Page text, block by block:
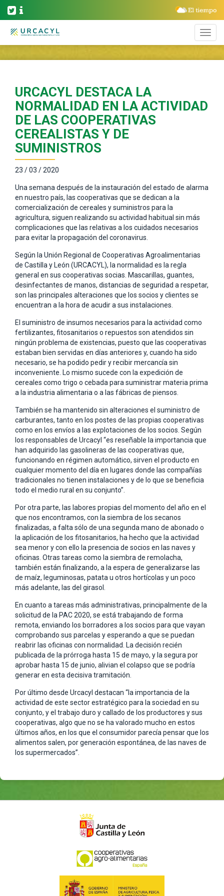
URCACYL DESTACA LA
NORMALIDAD EN LA ACTIVIDAD
DE LAS COOPERATIVAS
CEREALISTAS Y DE
SUMINISTROS
23 / 03 / 2020
Una semana después de la instauración del estado de alarma
en nuestro país, las cooperativas que se dedican a la
comercialización de cereales y suministros para la
agricultura, siguen realizando su actividad habitual sin más
complicaciones que las relativas a los cuidados necesarios
para evitar la propagación del coronavirus.
Según la Unión Regional de Cooperativas Agroalimentarias
de Castilla y León (URCACYL), la normalidad es la regla
general en sus cooperativas socias. Mascarillas, guantes,
desinfectantes de manos, distancias de seguridad a respetar,
son las principales alteraciones que los socios y clientes se
encuentran a la hora de acudir a sus instalaciones.
El suministro de insumos necesarios para la actividad como
fertilizantes, fitosanitarios o repuestos son atendidos sin
ningún problema de existencias, puesto que las cooperativas
estaban bien servidas en días anteriores y, cuando ha sido
necesario, se ha podido pedir y recibir mercancía sin
inconveniente. Lo mismo sucede con la expedición de
cereales como trigo o cebada para suministrar materia prima
a la industria alimentaria o a las fábricas de piensos.
También se ha mantenido sin alteraciones el suministro de
carburantes, tanto en los postes de las propias cooperativas
como en los envíos a las explotaciones de los socios. Según
los responsables de Urcacyl “es reseñable la importancia que
han adquirido las gasolineras de las cooperativas que,
funcionando en régimen automático, sirven el producto en
cualquier momento del día en lugares donde las compañías
tradicionales no tienen instalaciones y de lo que se beneficia
todo el medio rural en su conjunto”.
Por otra parte, las labores propias del momento del año en el
que nos encontramos, con la siembra de los secanos
finalizadas, a falta sólo de una segunda mano de abonado o
la aplicación de los fitosanitarios, ha hecho que la actividad
sea menor y con ello la presencia de socios en las naves y
oficinas. Otras tareas como la siembra de remolacha,
también están finalizando, a la espera de generalizarse las
de maíz, leguminosas, patata u otros hortícolas y un poco
más adelante, las del girasol.
En cuanto a tareas más administrativas, principalmente de la
solicitud de la PAC 2020, se está trabajando de forma
remota, enviando los borradores a los socios para que vayan
comprobando sus parcelas y esperando a que se puedan
reabrir las oficinas con normalidad. La decisión recién
publicada de la prórroga hasta 15 de mayo, y la segura por
aprobar hasta 15 de junio, alivian el colapso que se podría
generar en esta decisiva tramitación.
Por último desde Urcacyl destacan “la importancia de la
actividad de este sector estratégico para la sociedad en su
conjunto, y el trabajo duro y callado de los productores y sus
cooperativas, algo que no se ha valorado mucho en estos
últimos años, en los que el consumidor parecía pensar que los
alimentos salen, por generación espontánea, de las naves de
los supermercados”.